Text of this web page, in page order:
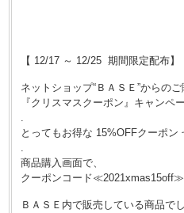
【 12/17 ～ 12/25 期間限定配布】
ネットショップ“ＢＡＳＥ”からの
『クリスマスクーポン』キャンペ
.
とってもお得な 15%OFFクーポン
.
商品購入画面で、
クーポンコード
ＢＡＳＥ内で販売している商品で